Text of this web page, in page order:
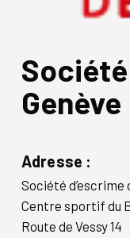
Genève
Adresse :
Société d’escrime
Centre sportif du
Route de Vessy 14